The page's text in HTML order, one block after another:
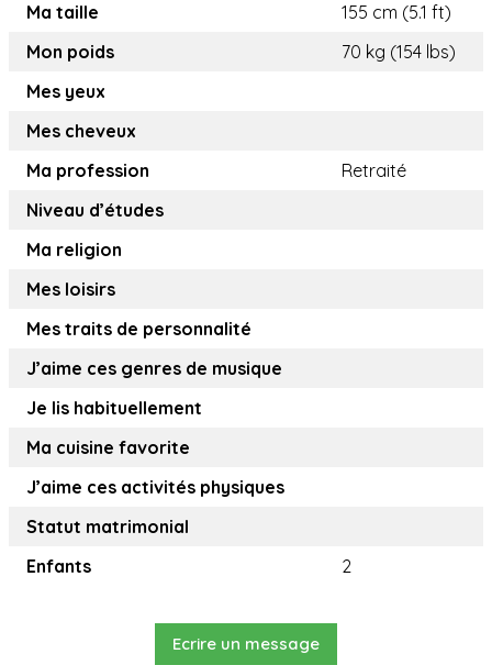
Ma taille
155 cm (5.1 ft)
Mon poids
70 kg (154 lbs)
Mes yeux
Mes cheveux
Ma profession
Retraité
Niveau d’études
Ma religion
Mes loisirs
Mes traits de personnalité
J’aime ces genres de musique
Je lis habituellement
Ma cuisine favorite
J’aime ces activités physiques
Statut matrimonial
Enfants
2
Ecrire un message